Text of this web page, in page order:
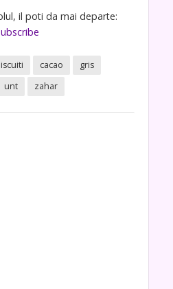
il poti da mai departe:
cacao
gris
unt zahar